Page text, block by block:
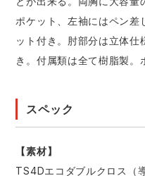
ポケット、左袖にはペン差
ット付き。肘部分は立体
き。付属類は全て樹脂製。
スペック
【素材】
TS4Dエコダブルクロス（